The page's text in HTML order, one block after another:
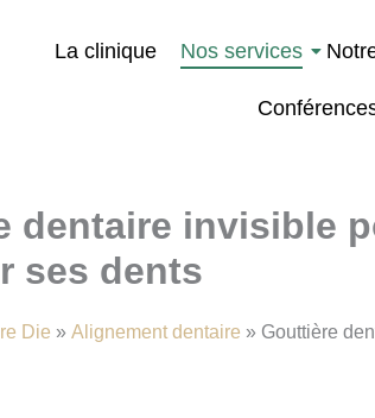
La clinique Nos services
dentaire invisible
ses dents
Die » Alignement dentaire » Gouttière